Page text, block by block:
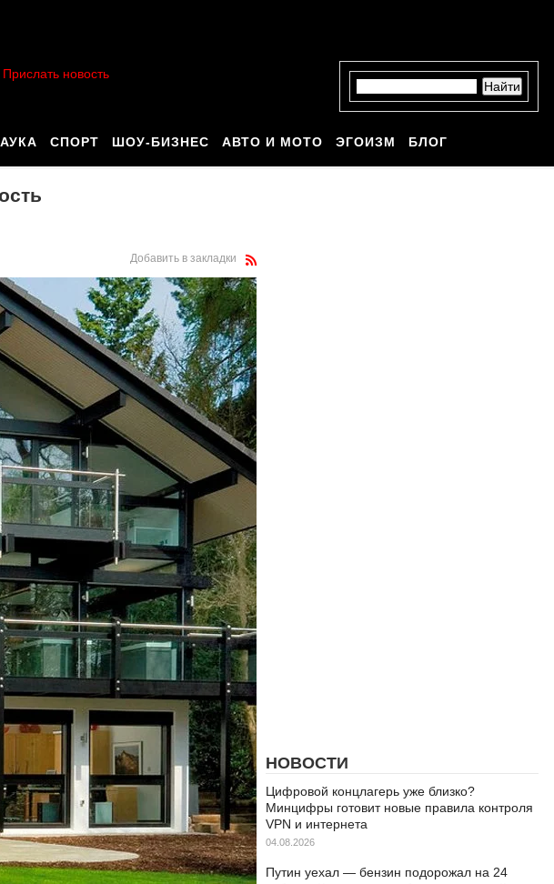
Прислать новость
СПОРТ ШОУ-БИЗНЕС АВТО И МОТО ЭГОИЗМ БЛОГ
Добавить в закладки
НОВОСТИ
Цифровой концлагерь уже близко?
Минцифры готовит новые правила контроля
VPN и интернета
04.08.2026
Путин уехал — бензин подорожал на 24